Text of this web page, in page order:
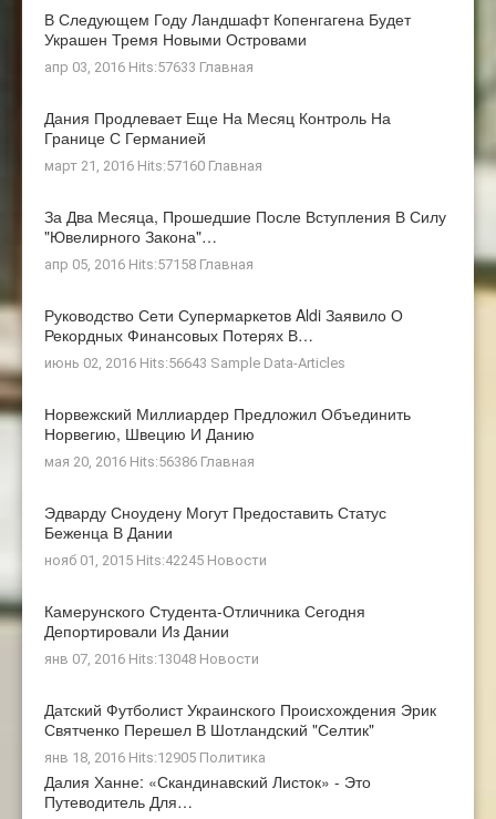
В Следующем Году Ландшафт Копенгагена Будет
Украшен Тремя Новыми Островами
апр 03, 2016 Hits:57633 Главная
Дания Продлевает Еще На Месяц Контроль На
Границе С Германией
март 21, 2016 Hits:57160 Главная
За Два Месяца, Прошедшие После Вступления В Силу
"ювелирного Закона"…
апр 05, 2016 Hits:57158 Главная
Руководство Сети Супермаркетов Aldi Заявило О
Рекордных Финансовых Потерях В…
июнь 02, 2016 Hits:56643 Sample Data-Articles
Норвежский Миллиардер Предложил Объединить
Норвегию, Швецию И Данию
мая 20, 2016 Hits:56386 Главная
Эдварду Сноудену Могут Предоставить Статус
Беженца В Дании
нояб 01, 2015 Hits:42245 Новости
Камерунского Студента-Отличника Сегодня
Депортировали Из Дании
янв 07, 2016 Hits:13048 Новости
Датский Футболист Украинского Происхождения Эрик
Святченко Перешел В Шотландский "Селтик"
янв 18, 2016 Hits:12905 Политика
Далия Ханне: «Скандинавский Листок» - Это
Путеводитель Для…